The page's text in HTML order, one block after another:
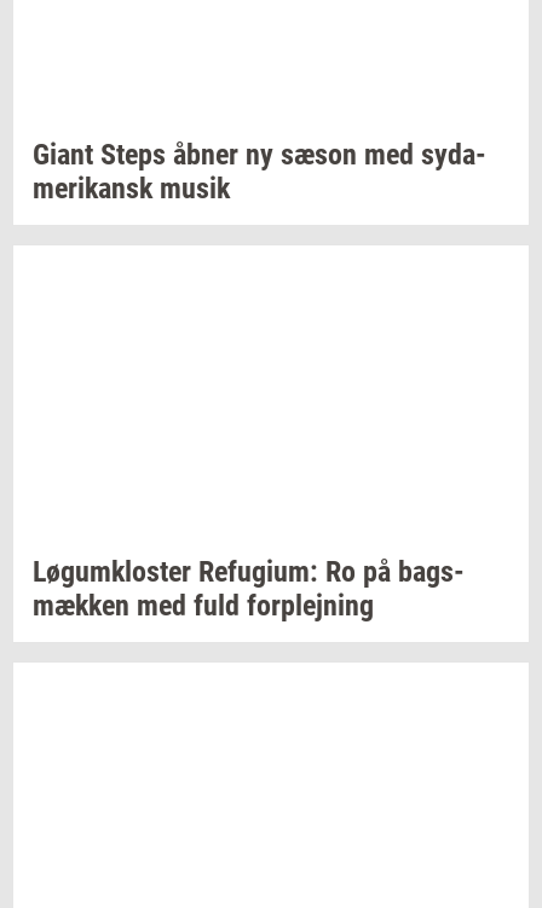
Giant Steps åbner ny sæson med sy­da­
me­ri­kanskmusik
Løgum­klo­ster Re­fu­gi­um: Ro på bags­
mæk­ken med fuld for­plej­ning